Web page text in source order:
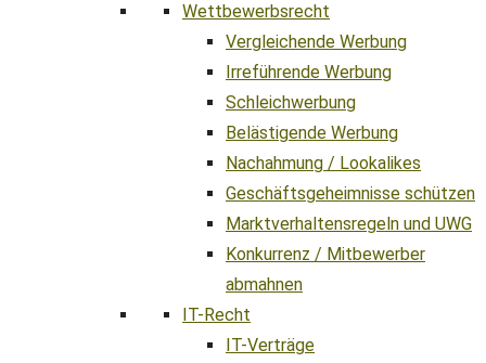
Wettbewerbsrecht
Vergleichende Werbung
Irreführende Werbung
Schleichwerbung
Belästigende Werbung
Nachahmung / Lookalikes
Geschäftsgeheimnisse schützen
Marktverhaltensregeln und UWG
Konkurrenz / Mitbewerber
abmahnen
IT-Recht
IT-Verträge